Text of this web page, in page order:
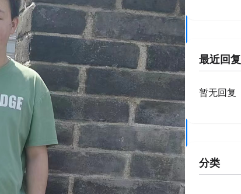
最近回复
暂无回复
分类